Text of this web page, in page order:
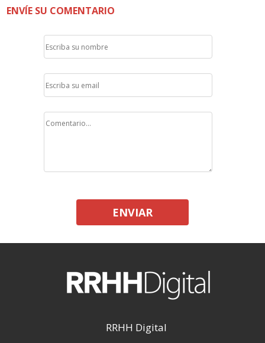
ENVÍE SU COMENTARIO
ENVIAR
RRHH Digital